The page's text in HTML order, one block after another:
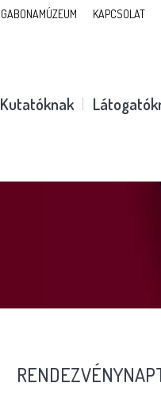
GABONAMÚZEUM KAPCSOLAT
Kutatóknak